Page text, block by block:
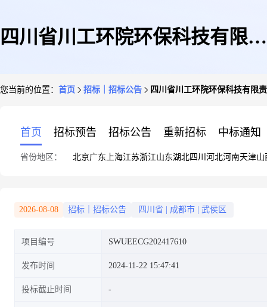
四川省川工环院环保科技有限责
有限责任公司臭氧发生器采购项
您当前的位置： 首页 招标｜招标公告 四川省川工环院环保科技有限
首页 招标预告 招标公告 重新招标 中标通知
省份地区： 北京广东 上海江苏浙江山东湖北四川 河北河南天津山
2026-08-08 招标｜招标公告 四川省 成都市 武侯区
项目编号 SWUEECG202417610
发布时间 2024-11-22 15:47:41
投标截止时间